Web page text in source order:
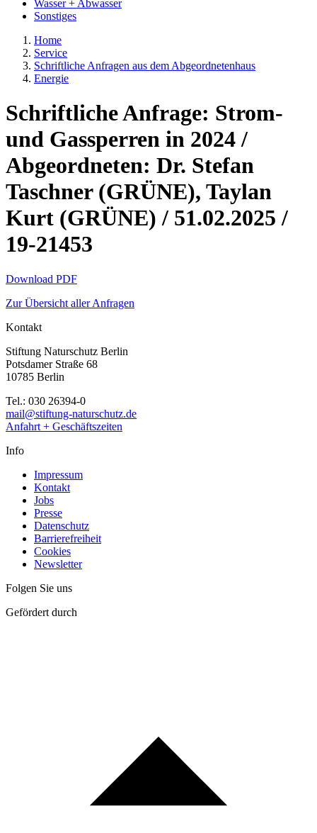
Wasser + Abwasser
Sonstiges
Home
Service
Schriftliche Anfragen aus dem Abgeordnetenhaus
Energie
Schriftliche Anfrage: Strom-
und Gassperren in 2024 /
Abgeordneten: Dr. Stefan
Taschner (GRÜNE), Taylan
Kurt (GRÜNE) / 51.02.2025 /
19-21453
Download PDF
Zur Übersicht aller Anfragen
Kontakt
Stiftung Naturschutz Berlin
Potsdamer Straße 68
10785 Berlin
Tel.: 030 26394-0
mail@stiftung-naturschutz.de
Anfahrt + Geschäftszeiten
Info
Impressum
Kontakt
Jobs
Presse
Datenschutz
Barrierefreiheit
Cookies
Newsletter
Folgen Sie uns
Gefördert durch